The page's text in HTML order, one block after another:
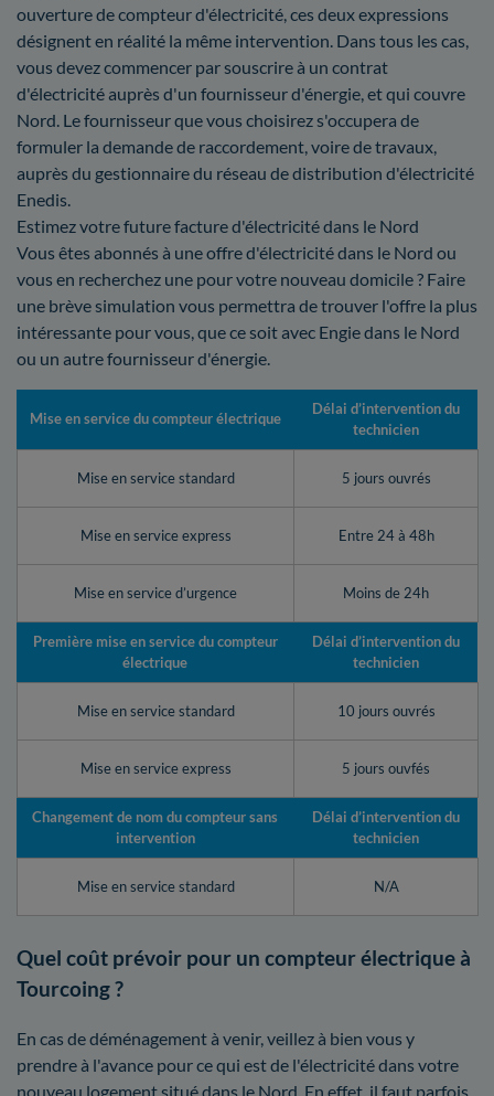
ouverture de compteur d'électricité, ces deux expressions
désignent en réalité la même intervention. Dans tous les cas,
vous devez commencer par souscrire à un contrat
d'électricité auprès d'un fournisseur d'énergie, et qui couvre
Nord. Le fournisseur que vous choisirez s'occupera de
formuler la demande de raccordement, voire de travaux,
auprès du gestionnaire du réseau de distribution d'électricité
Enedis.
Estimez votre future facture d'électricité dans le Nord
Vous êtes abonnés à une offre d'électricité dans le Nord ou
vous en recherchez une pour votre nouveau domicile ? Faire
une brève simulation vous permettra de trouver l'offre la plus
intéressante pour vous, que ce soit avec Engie dans le Nord
ou un autre fournisseur d'énergie.
Mise en service du compteur électrique
Délai d’intervention du
technicien
Mise en service standard 5 jours ouvrés
Mise en service express Entre 24 à 48h
Mise en service d’urgence Moins de 24h
Première mise en service du compteur
électrique
Délai d’intervention du
technicien
Mise en service standard 10 jours ouvrés
Mise en service express 5 jours ouvfés
Changement de nom du compteur sans
intervention
Délai d’intervention du
technicien
Mise en service standard N/A
Quel coût prévoir pour un compteur électrique à
Tourcoing ?
En cas de déménagement à venir, veillez à bien vous y
prendre à l'avance pour ce qui est de l'électricité dans votre
nouveau logement situé dans le Nord. En effet, il faut parfois